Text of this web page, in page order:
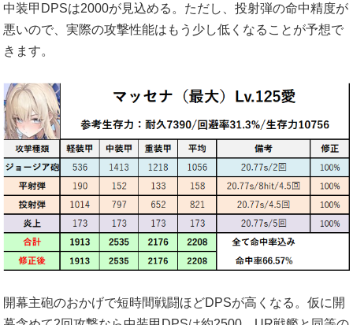
中装甲DPSは2000が見込める。ただし、投射弾の命中精度が
悪いので、実際の攻撃性能はもう少し低くなることが予想で
きます。
開幕主砲のおかげで短時間戦闘ほどDPSが高くなる。仮に開